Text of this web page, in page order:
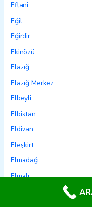
Eflani
Eğil
Eğirdir
Ekinözü
Elazığ
Elazığ Merkez
Elbeyli
Elbistan
Eldivan
Eleşkirt
Elmadağ
Elmalı